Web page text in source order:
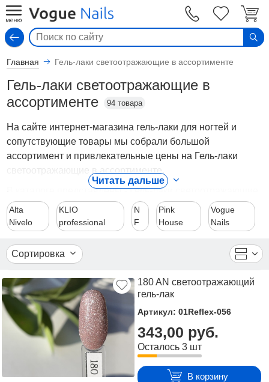
Главная Гель-лаки светоотражающие в ассортименте
Гель-лаки светоотражающие в
ассортименте
94 товара
На сайте интернет-магазина гель-лаки для ногтей и
сопутствующие товары мы собрали большой
ассортимент и привлекательные цены на Гель-лаки
В каталоге представлены - Гель-лаки светоотражающие
в ассортименте от ведущих мировых производителей.
Вы можете ознакомиться с фотографиями, описанием
товаров, отзывами покупателей, техническими
характеристиками, а также сравнить понравившиеся
модели и выбрать лучшую стоимость.
Для того чтобы купить Гель-лаки светоотражающие в
ассортименте, достаточно оформить заявку на сайте
или связаться с консультантом в режиме on-line.
Читать дальше
Alta
Nivelo
KLIO
professional
N
F
Pink
House
Vogue
Nails
Сортировка
180 AN светоотражающий
гель-лак
Артикул: 01Reflex-056
343,00 руб.
Осталось 3 шт
В корзину